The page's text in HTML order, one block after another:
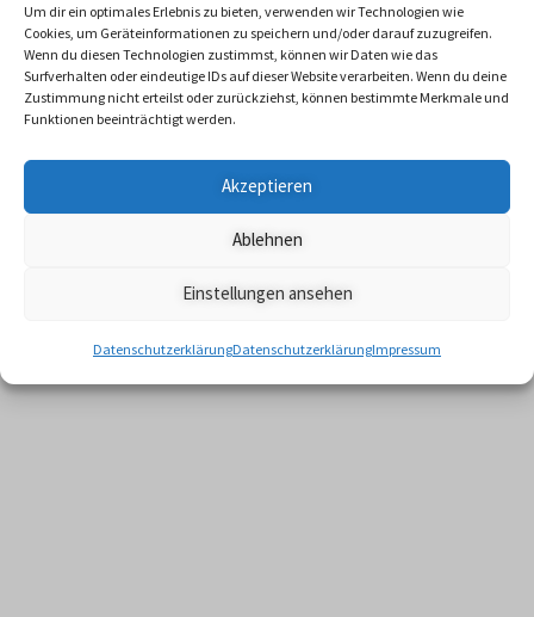
Um dir ein optimales Erlebnis zu bieten, verwenden wir Technologien wie
Cookies, um Geräteinformationen zu speichern und/oder darauf zuzugreifen.
Wenn du diesen Technologien zustimmst, können wir Daten wie das
Surfverhalten oder eindeutige IDs auf dieser Website verarbeiten. Wenn du deine
Zustimmung nicht erteilst oder zurückziehst, können bestimmte Merkmale und
Funktionen beeinträchtigt werden.
Akzeptieren
Ablehnen
Einstellungen ansehen
DatenschutzerklärungDatenschutzerklärungImpressum